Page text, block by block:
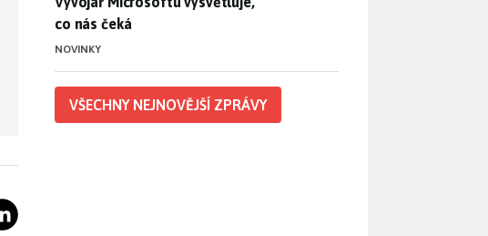
co nás čeká
NOVINKY
VŠECHNY NEJNOVĚJŠÍ ZPRÁVY